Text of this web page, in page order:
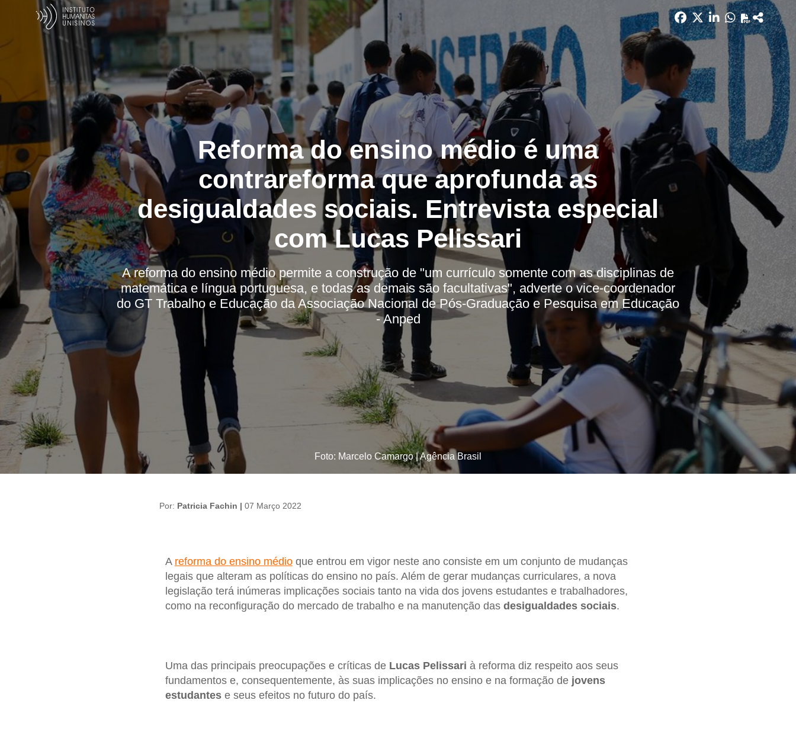
Reforma do ensino médio é uma
contrareforma que aprofunda as
desigualdades sociais. Entrevista especial
com Lucas Pelissari
A reforma do ensino médio permite a construção de "um currículo somente com as disciplinas de
matemática e língua portuguesa, e todas as demais são facultativas", adverte o vice-coordenador
do GT Trabalho e Educação da Associação Nacional de Pós-Graduação e Pesquisa em Educação
- Anped
Foto: Marcelo Camargo | Agência Brasil
Por: Patricia Fachin | 07 Março 2022
A reforma do ensino médioque entrou em vigor neste ano consiste em um conjunto de mudanças
legais que alteram as políticas do ensino no país. Além de gerar mudanças curriculares, a nova
legislação terá inúmeras implicações sociais tanto na vida dos jovens estudantes e trabalhadores,
como na reconfiguração do mercado de trabalho e na manutenção das desigualdades sociais.
Uma das principais preocupações e críticas de Lucas Pelissari à reforma diz respeito aos seus
fundamentos e, consequentemente, às suas implicações no ensino e na formação de jovens
estudantese seus efeitos no futuro do país.